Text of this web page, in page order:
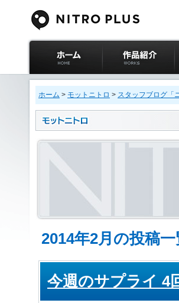
ニトロプラス公式
サイト ホーム
作品紹介
ホーム > モットニトロ > スタッフブログ「
2014年2月の投稿一
今週のサプライ 4